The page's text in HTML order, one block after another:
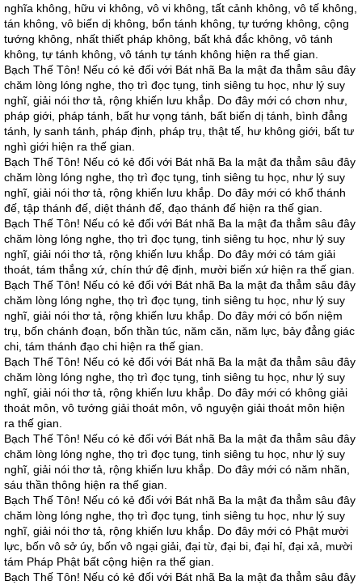
nghĩa không, hữu vi không, vô vi không, tất cảnh không, vô tế không,
tán không, vô biến dị không, bổn tánh không, tự tướng không, cộng
tướng không, nhất thiết pháp không, bất khả đắc không, vô tánh
không, tự tánh không, vô tánh tự tánh không hiện ra thế gian.
Bạch Thế Tôn! Nếu có kẻ đối với Bát nhã Ba la mật đa thẳm sâu đây
chăm lòng lóng nghe, thọ trì đọc tụng, tinh siêng tu học, như lý suy
nghĩ, giải nói thơ tả, rộng khiến lưu khắp. Do đây mới có chơn như,
pháp giới, pháp tánh, bất hư vọng tánh, bất biến dị tánh, bình đẳng
tánh, ly sanh tánh, pháp định, pháp trụ, thật tế, hư không giới, bất tư
nghì giới hiện ra thế gian.
Bạch Thế Tôn! Nếu có kẻ đối với Bát nhã Ba la mật đa thẳm sâu đây
chăm lòng lóng nghe, thọ trì đọc tụng, tinh siêng tu học, như lý suy
nghĩ, giải nói thơ tả, rộng khiến lưu khắp. Do đây mới có khổ thánh
đế, tập thánh đế, diệt thánh đế, đạo thánh đế hiện ra thế gian.
Bạch Thế Tôn! Nếu có kẻ đối với Bát nhã Ba la mật đa thẳm sâu đây
chăm lòng lóng nghe, thọ trì đọc tụng, tinh siêng tu học, như lý suy
nghĩ, giải nói thơ tả, rộng khiến lưu khắp. Do đây mới có tám giải
thoát, tám thắng xứ, chín thứ đệ định, mười biến xứ hiện ra thế gian.
Bạch Thế Tôn! Nếu có kẻ đối với Bát nhã Ba la mật đa thẳm sâu đây
chăm lòng lóng nghe, thọ trì đọc tụng, tinh siêng tu học, như lý suy
nghĩ, giải nói thơ tả, rộng khiến lưu khắp. Do đây mới có bốn niệm
trụ, bốn chánh đoạn, bốn thần túc, năm căn, năm lực, bảy đẳng giác
chi, tám thánh đạo chi hiện ra thế gian.
Bạch Thế Tôn! Nếu có kẻ đối với Bát nhã Ba la mật đa thẳm sâu đây
chăm lòng lóng nghe, thọ trì đọc tụng, tinh siêng tu học, như lý suy
nghĩ, giải nói thơ tả, rộng khiến lưu khắp. Do đây mới có không giải
thoát môn, vô tướng giải thoát môn, vô nguyện giải thoát môn hiện
ra thế gian.
Bạch Thế Tôn! Nếu có kẻ đối với Bát nhã Ba la mật đa thẳm sâu đây
chăm lòng lóng nghe, thọ trì đọc tụng, tinh siêng tu học, như lý suy
nghĩ, giải nói thơ tả, rộng khiến lưu khắp. Do đây mới có năm nhãn,
sáu thần thông hiện ra thế gian.
Bạch Thế Tôn! Nếu có kẻ đối với Bát nhã Ba la mật đa thẳm sâu đây
chăm lòng lóng nghe, thọ trì đọc tụng, tinh siêng tu học, như lý suy
nghĩ, giải nói thơ tả, rộng khiến lưu khắp. Do đây mới có Phật mười
lực, bốn vô sở úy, bốn vô ngại giải, đại từ, đại bi, đại hỉ, đại xả, mười
tám Pháp Phật bất cộng hiện ra thế gian.
Bạch Thế Tôn! Nếu có kẻ đối với Bát nhã Ba la mật đa thẳm sâu đây